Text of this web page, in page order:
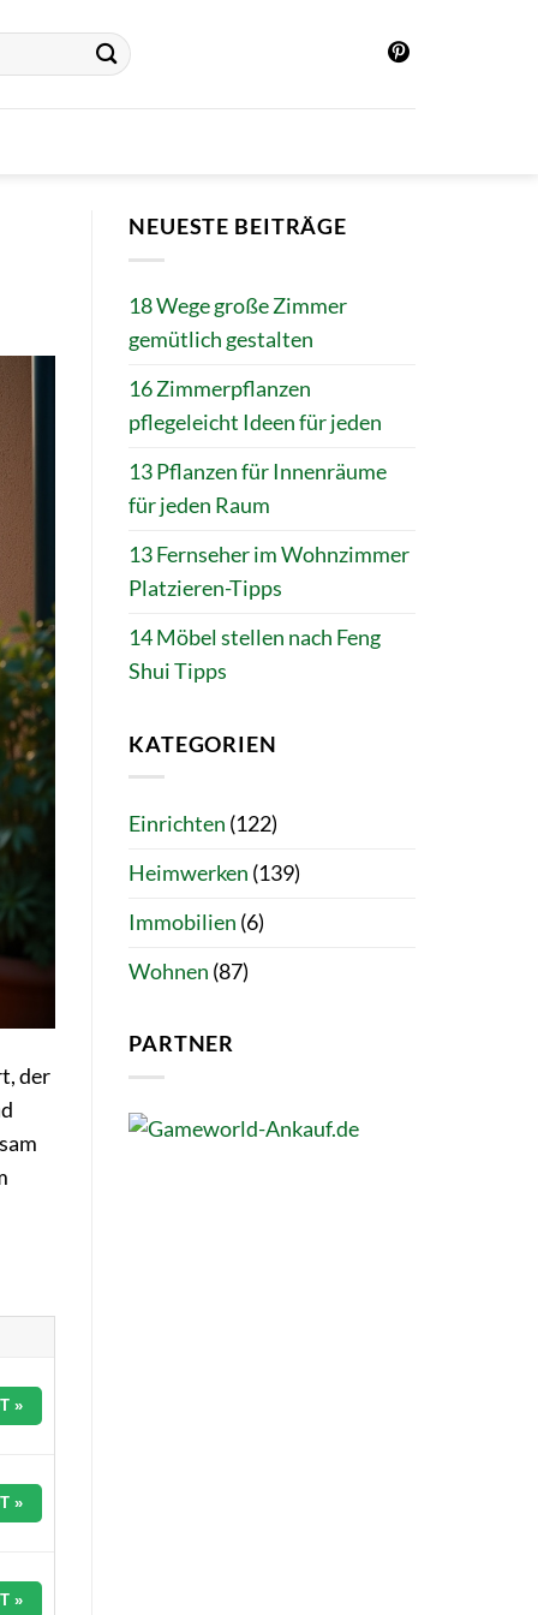
der
»
»
»
NEUESTE BEITRÄGE
18 Wege große Zimmer
gemütlich gestalten
16 Zimmerpflanzen
pflegeleicht Ideen für jeden
13 Pflanzen für Innenräume
für jeden Raum
13 Fernseher im Wohnzimmer
Platzieren-Tipps
14 Möbel stellen nach Feng
Shui Tipps
KATEGORIEN
Einrichten (122)
Heimwerken (139)
Immobilien (6)
Wohnen (87)
PARTNER